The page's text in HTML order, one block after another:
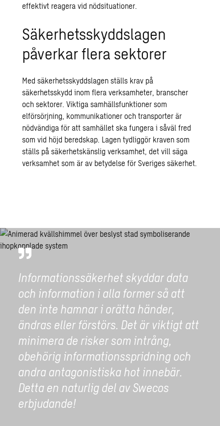
effektivt reagera vid nödsituationer.
Säkerhetsskyddslagen
påverkar flera sektorer
Med säkerhetsskyddslagen ställs krav på
säkerhetsskydd inom flera verksamheter, branscher
och sektorer. Viktiga samhällsfunktioner som
elförsörjning, kommunikationer och transporter är
nödvändiga för att samhället ska fungera i såväl fred
som vid höjd beredskap. Lagen tydliggör kraven som
ställs på säkerhetskänslig verksamhet, det vill säga
verksamhet som är av betydelse för Sveriges säkerhet.
Informationssäkerhet skyddar data
och information i alla former så att
den inte hamnar i orätta händer,
ändras eller förstörs. Det är viktigt att
minimera de risker som intrång,
obehörig informationsspridning och
andra antagonistiska hot innebär.
Detta en naturlig del av Swecos
erbjudande!